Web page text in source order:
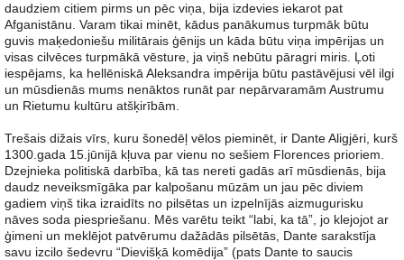
daudziem citiem pirms un pēc viņa, bija izdevies iekarot pat
Afganistānu. Varam tikai minēt, kādus panākumus turpmāk būtu
guvis maķedoniešu militārais ģēnijs un kāda būtu viņa impērijas un
visas cilvēces turpmākā vēsture, ja viņš nebūtu pāragri miris. Ļoti
iespējams, ka hellēniskā Aleksandra impērija būtu pastāvējusi vēl ilgi
un mūsdienās mums nenāktos runāt par nepārvaramām Austrumu
un Rietumu kultūru atšķirībām.
Trešais dižais vīrs, kuru šonedēļ vēlos pieminēt, ir Dante Aligjēri, kurš
1300.gada 15.jūnijā kļuva par vienu no sešiem Florences prioriem.
Dzejnieka politiskā darbība, kā tas nereti gadās arī mūsdienās, bija
daudz neveiksmīgāka par kalpošanu mūzām un jau pēc diviem
gadiem viņš tika izraidīts no pilsētas un izpelnījās aizmugurisku
nāves soda piespriešanu. Mēs varētu teikt “labi, ka tā”, jo klejojot ar
ģimeni un meklējot patvērumu dažādās pilsētās, Dante sarakstīja
savu izcilo šedevru “Dievišķā komēdija” (pats Dante to saucis